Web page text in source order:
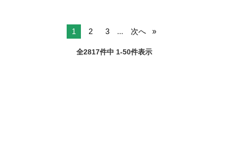
1 2 3 ... 次へ
全2817件中 1-50件表示